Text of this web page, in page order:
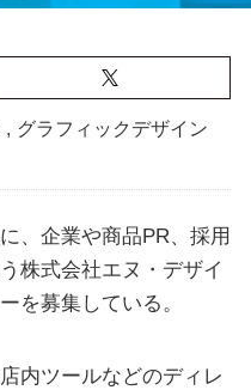
, グラフィックデザイン
、企業や商品PR、採用
株式会社エヌ・デザイ
を募集している。
内ツールなどのディレ